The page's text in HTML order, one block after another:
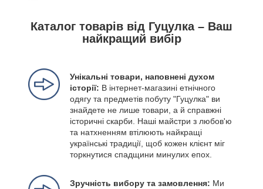
Каталог товарів від Гуцулка – Ваш
найкращий вибір
Унікальні товари, наповнені духом
історії: В інтернет-магазині етнічного
одягу та предметів побуту "Гуцулка" ви
знайдете не лише товари, а й справжні
історичні скарби. Наші майстри з любов'ю
та натхненням втілюють найкращі
українські традиції, щоб кожен клієнт міг
торкнутися спадщини минулих епох.
Зручність вибору та замовлення: Ми